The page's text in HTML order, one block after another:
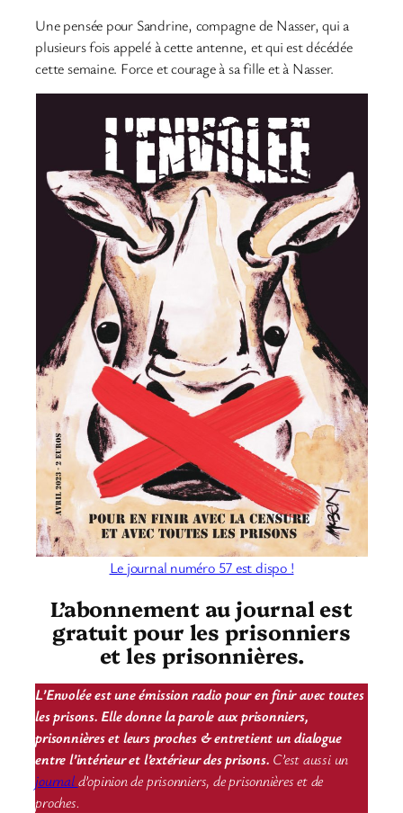
Une pensée pour Sandrine, compagne de Nasser, qui a
plusieurs fois appelé à cette antenne, et qui est décédée
cette semaine. Force et courage à sa fille et à Nasser.
Le journal numéro 57 est dispo !
L’abonnement au journal est
gratuit pour les prisonniers
et les prisonnières.
L’Envolée est une émission radio pour en finir avec toutes
les prisons. Elle donne la parole aux prisonniers,
prisonnières et leurs proches & entretient un dialogue
entre l’intérieur et l’extérieur des prisons. C’est aussi un
journald’opinion de prisonniers, de prisonnières et de
proches.